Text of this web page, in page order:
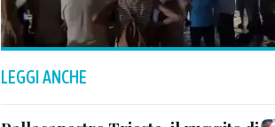
LEGGI ANCHE